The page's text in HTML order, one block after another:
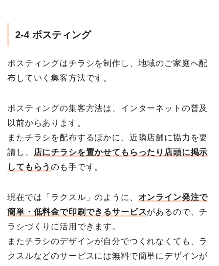
2-4 ポスティング
ポスティングはチラシを制作し、地域のご家庭へ配
布していく集客方法です。
ポスティングの集客方法は、インターネットの普及
以前からあります。
またチラシを配布するほかに、近隣店舗に協力を要
請し、
店にチラシを置かせてもらったり店頭に掲示
してもらうのも手です。
現在では「ラクスル」のように、 オンライン発注で
簡単・低料金で印刷できるサービスがあるので、チ
ラシづくりに活用できます。
またチラシのデザインが自分でつくれなくても、ラ
クスルなどのサービスには無料で簡単にデザインが